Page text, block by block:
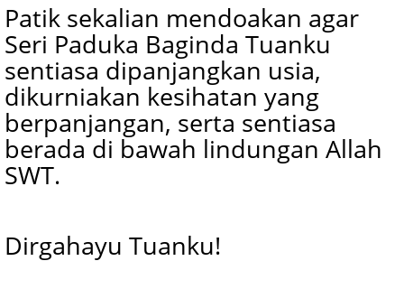
Patik sekalian mendoakan agar
Seri Paduka Baginda Tuanku
sentiasa dipanjangkan usia,
dikurniakan kesihatan yang
berpanjangan, serta sentiasa
berada di bawah lindungan Allah
SWT.
Dirgahayu Tuanku!